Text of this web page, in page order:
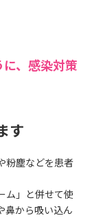
、感染対策
す
粉塵などを患者
ム」と併せて使
鼻から吸い込ん